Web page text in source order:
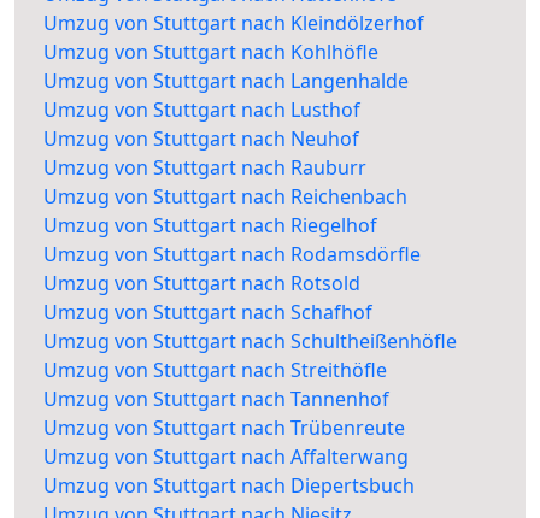
Umzug von Stuttgart nach Kleindölzerhof
Umzug von Stuttgart nach Kohlhöfle
Umzug von Stuttgart nach Langenhalde
Umzug von Stuttgart nach Lusthof
Umzug von Stuttgart nach Neuhof
Umzug von Stuttgart nach Rauburr
Umzug von Stuttgart nach Reichenbach
Umzug von Stuttgart nach Riegelhof
Umzug von Stuttgart nach Rodamsdörfle
Umzug von Stuttgart nach Rotsold
Umzug von Stuttgart nach Schafhof
Umzug von Stuttgart nach Schultheißenhöfle
Umzug von Stuttgart nach Streithöfle
Umzug von Stuttgart nach Tannenhof
Umzug von Stuttgart nach Trübenreute
Umzug von Stuttgart nach Affalterwang
Umzug von Stuttgart nach Diepertsbuch